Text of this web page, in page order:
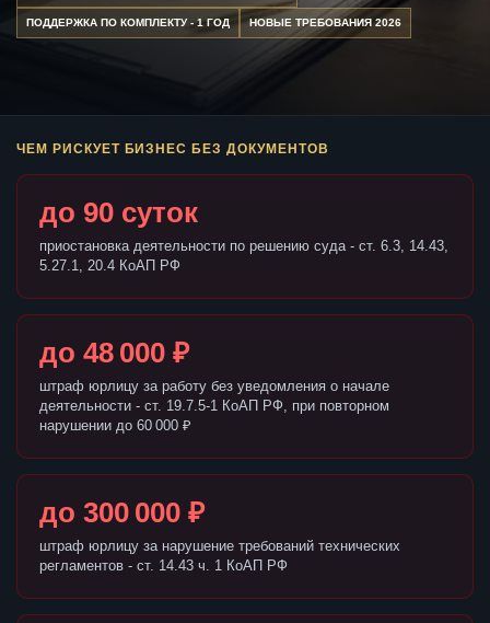
ПОДДЕРЖКА ПО КОМПЛЕКТУ - 1 ГОД НОВЫЕ ТРЕБОВАНИЯ 2026
ЧЕМ РИСКУЕТ БИЗНЕС БЕЗ ДОКУМЕНТОВ
до 90 суток
приостановка деятельности по решению суда - ст. 6.3, 14.43,
5.27.1, 20.4 КоАП РФ
до 48 000 ₽
штраф юрлицу за работу без уведомления о начале
деятельности - ст. 19.7.5-1 КоАП РФ, при повторном
нарушении до 60 000 ₽
до 300 000 ₽
штраф юрлицу за нарушение требований технических
регламентов - ст. 14.43 ч. 1 КоАП РФ